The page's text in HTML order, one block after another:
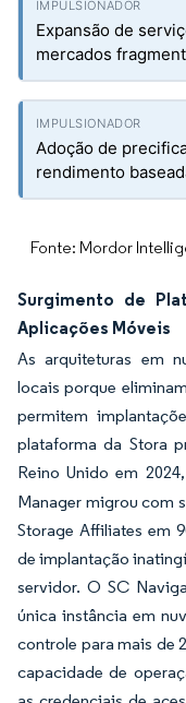
Expansão de
mercados
Adoção de
rendimento
Fonte: Mordor
Surgimento de
Aplicações Móveis
As arquiteturas em
locais porque
permitem
plataforma da Stora
Reino Unido em
Manager migrou com
Storage Affiliates em
de implantação
servidor. O SC
única instância em
controle para mais de
capacidade de